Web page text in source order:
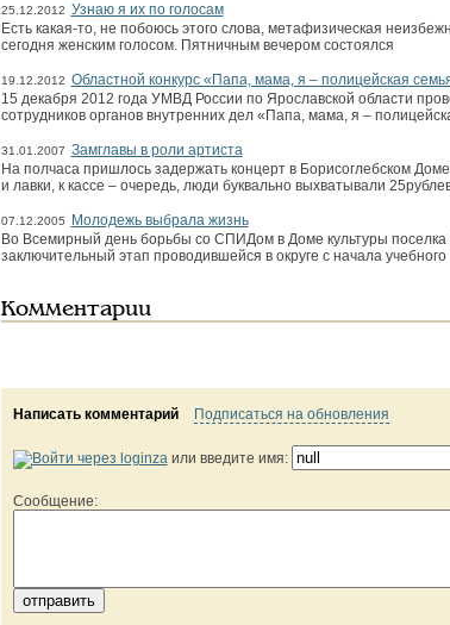
25.12.2012 Узнаю я их по голосам
Есть какая-то, не побоюсь этого слова, метафизическая
сегодня женским голосом. Пятничным вечером состоялся
19.12.2012 Областной конкурс «Папа, мама, я – полицейская
15 декабря 2012 года УМВД России по Ярославской области
сотрудников органов внутренних дел «Папа, мама, я –
31.01.2007 Замглавы в роли артиста
На полчаса пришлось задержать концерт в Борисоглебском
и лавки, к кассе – очередь, люди буквально выхватывали
07.12.2005
Молодежь выбрала жизнь
Во Всемирный день борьбы со СПИДом в Доме культуры поселка
заключительный этап проводившейся в округе с начала учебного
Комментарии
Написать комментарий Подписаться на обновления
или введите имя:
Сообщение: